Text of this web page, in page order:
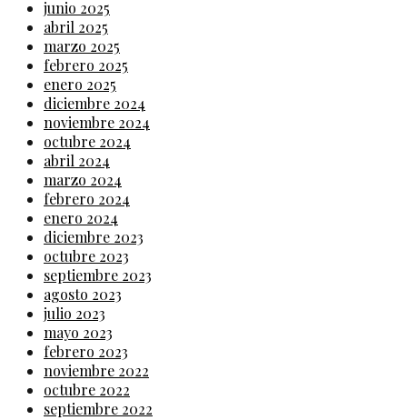
junio 2025
abril 2025
marzo 2025
febrero 2025
enero 2025
diciembre 2024
noviembre 2024
octubre 2024
abril 2024
marzo 2024
febrero 2024
enero 2024
diciembre 2023
octubre 2023
septiembre 2023
agosto 2023
julio 2023
mayo 2023
febrero 2023
noviembre 2022
octubre 2022
septiembre 2022